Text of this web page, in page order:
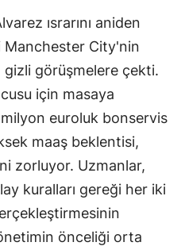
ısrarını aniden
Manchester City'nin
gizli görüşmelere çekti.
için masaya
milyon euroluk bonservis
maaş beklentisi,
zorluyor. Uzmanlar,
kuralları gereği her iki
önceliği orta